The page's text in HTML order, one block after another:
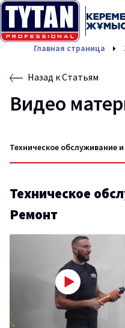
Главная страница
Назад к Статьям
Видео
Техническое обслуживание
Техническое
Ремонт